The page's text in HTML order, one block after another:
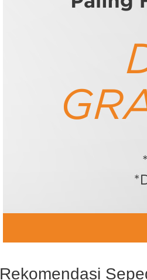
Rekomendasi